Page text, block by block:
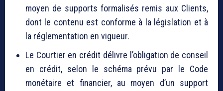
moyen de supports formalisés remis aux Clients,
dont le contenu est conforme à la législation et à
la réglementation en vigueur.
Le Courtier en crédit délivre l’obligation de conseil
en crédit, selon le schéma prévu par le Code
monétaire et financier, au moyen d’un support